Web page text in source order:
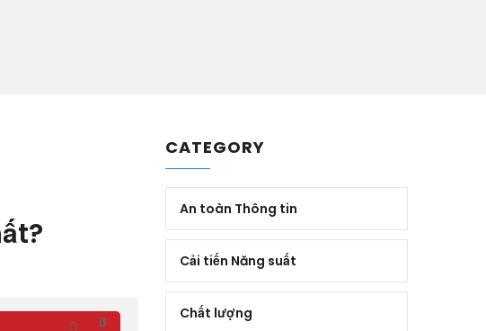
0
CATEGORY
An toàn Thông tin
Cải tiến Năng suất
Chất lượng